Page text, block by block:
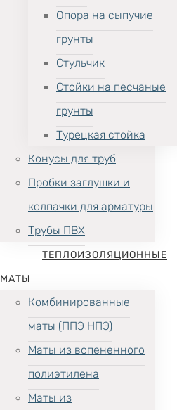
Опора на сыпучие
грунты
Стульчик
Стойки на песчаные
грунты
Турецкая стойка
Конусы для труб
Пробки заглушки и
колпачки для арматуры
Трубы ПВХ
ТЕПЛОИЗОЛЯЦИОННЫЕ
МАТЫ
Комбинированные
маты (ППЭ НПЭ)
Маты из вспененного
полиэтилена
Маты из